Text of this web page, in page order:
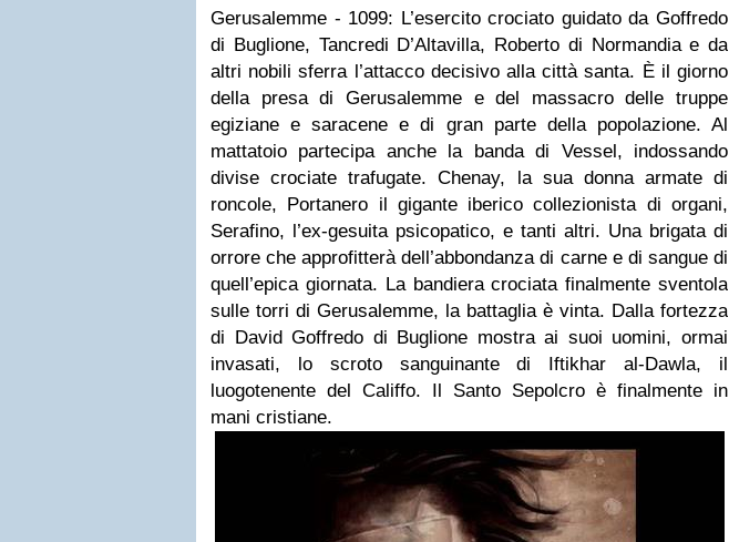
Gerusalemme - 1099: L’esercito crociato guidato da Goffredo
di Buglione, Tancredi D’Altavilla, Roberto di Normandia e da
altri nobili sferra l’attacco decisivo alla città santa. È il giorno
della presa di Gerusalemme e del massacro delle truppe
egiziane e saracene e di gran parte della popolazione. Al
mattatoio partecipa anche la banda di Vessel, indossando
divise crociate trafugate. Chenay, la sua donna armate di
roncole, Portanero il gigante iberico collezionista di organi,
Serafino, l’ex-gesuita psicopatico, e tanti altri. Una brigata di
orrore che approfitterà dell’abbondanza di carne e di sangue di
quell’epica giornata. La bandiera crociata finalmente sventola
sulle torri di Gerusalemme, la battaglia è vinta. Dalla fortezza
di David Goffredo di Buglione mostra ai suoi uomini, ormai
invasati, lo scroto sanguinante di Iftikhar al-Dawla, il
luogotenente del Califfo. Il Santo Sepolcro è finalmente in
mani cristiane.